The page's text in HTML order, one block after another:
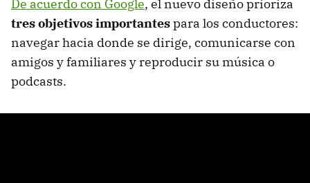
De acuerdo con Google, el nuevo diseño prioriza
tres objetivos importantespara los conductores:
navegar hacia donde se dirige, comunicarse con
amigos y familiares y reproducir su música o
podcasts.